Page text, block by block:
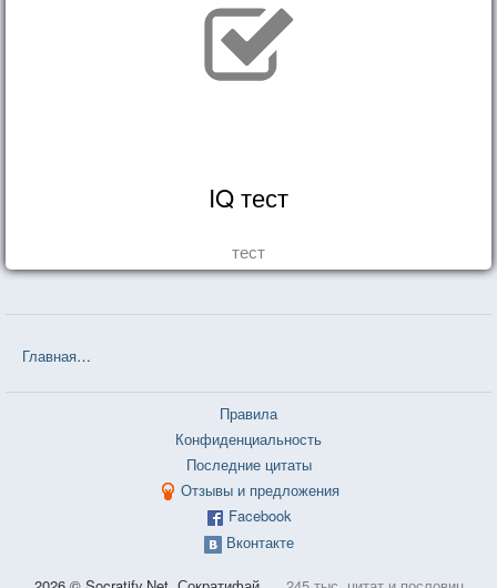
IQ тест
тест
Главная
Правила
Конфиденциальность
Последние цитаты
Отзывы и предложения
Facebook
Вконтакте